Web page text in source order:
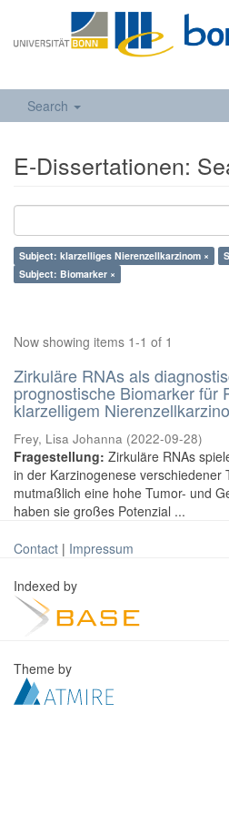
Search
E-Dissertationen:
Subject: klarzelliges Nierenzellkarzinom ×
Subject: Biomarker ×
Now showing items 1-1 of 1
Zirkuläre RNAs als
prognostische Biomarker für
klarzelligem
Frey, Lisa Johanna (2022-09-28)
Fragestellung: Zirkuläre RNAs
in der Karzinogenese verschiedener
mutmaßlich eine hohe Tumor- und
haben sie großes Potenzial ...
Contact | Impressum
Indexed by
Theme by